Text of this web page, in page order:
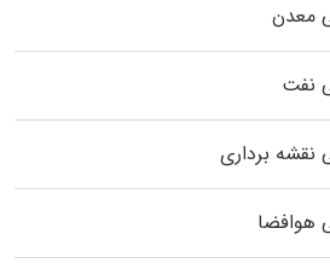
معدن
نفت
نقشه برداری
هوافضا